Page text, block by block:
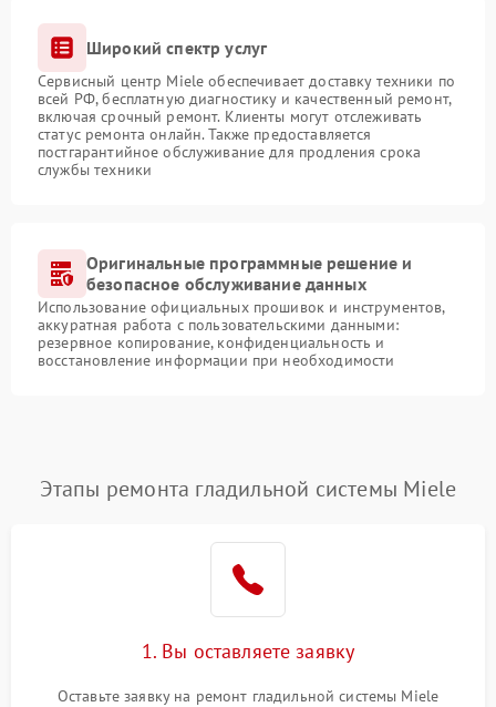
Широкий спектр услуг
Сервисный центр Miele обеспечивает доставку техники по
всей РФ, бесплатную диагностику и качественный ремонт,
включая срочный ремонт. Клиенты могут отслеживать
статус ремонта онлайн. Также предоставляется
постгарантийное обслуживание для продления срока
службы техники
Оригинальные программные решение и
безопасное обслуживание данных
Использование официальных прошивок и инструментов,
аккуратная работа с пользовательскими данными:
резервное копирование, конфиденциальность и
восстановление информации при необходимости
Этапы ремонта гладильной системы Miele
1. Вы оставляете заявку
Оставьте заявку на ремонт гладильной системы Miele